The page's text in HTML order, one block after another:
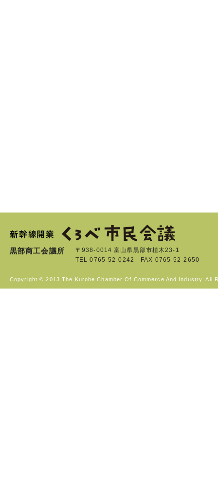
黒部商工会議所
〒938-0014 富山県黒部市植木23-1
TEL 0765-52-0242 FAX 0765-52-2650
Copyright © 2013 The Kurobe Chamber Of Commerce And Industry. All